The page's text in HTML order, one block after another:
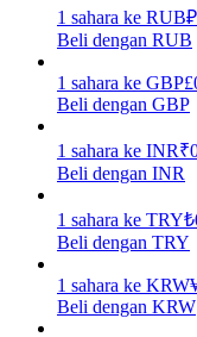
Pelajari cara
Menghasilkan
1 sahara ke RUB₽
Beli dengan RUB
1 sahara ke GBP£
Beli dengan GBP
1 sahara ke INR₹
Beli dengan INR
1 sahara ke TRY₺
Beli dengan TRY
1 sahara ke KRW
Beli dengan KRW